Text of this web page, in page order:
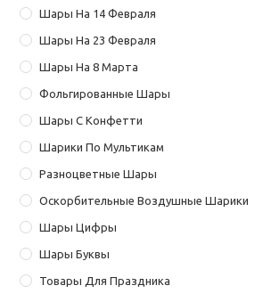
Шары На 14 Февраля
Шары На 23 Февраля
Шары На 8 Марта
Фольгированные Шары
Шары С Конфетти
Шарики По Мультикам
Разноцветные Шары
Оскорбительные Воздушные Шарики
Шары Цифры
Шары Буквы
Товары Для Праздника